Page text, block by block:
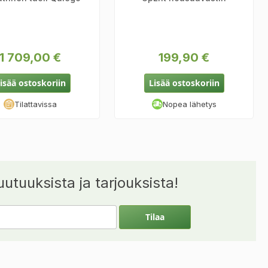
1 709,00 €
ostoskoriin
Tilattavissa
199,90 €
Lisää ostoskoriin
Nopea lähetys
ja tarjouksista!
Tilaa